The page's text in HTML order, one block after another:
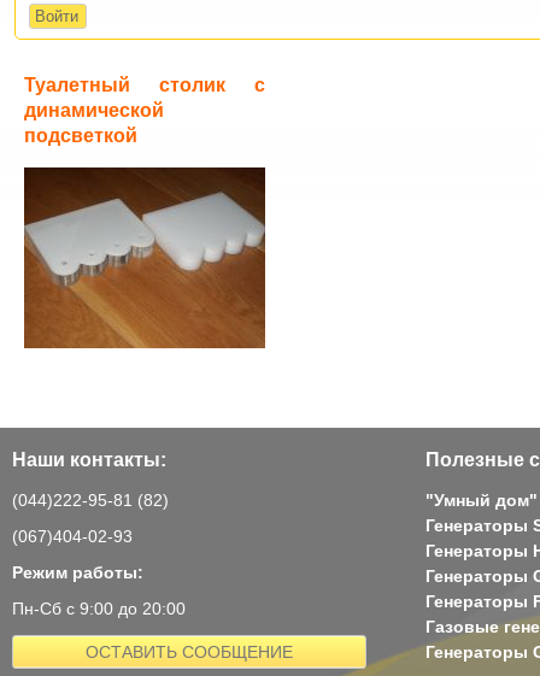
Туалетный столик с
динамической
подсветкой
Наши контакты:
(044)222-95-81 (82)
(067)404-02-93
Режим работы:
Пн-Сб с 9:00 до 20:00
ОСТАВИТЬ СООБЩЕНИЕ
Полезные
"Умный дом"
Генераторы
Генераторы
Генераторы
Генераторы
Газовые
Генераторы